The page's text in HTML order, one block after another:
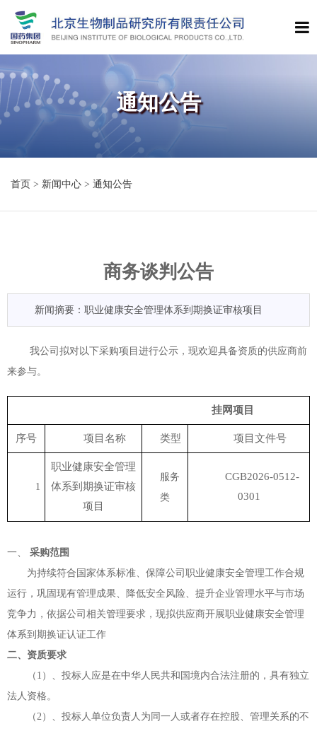
通知公告
首页 > 新闻中心 > 通知公告
商务谈判公告
新闻摘要：职业健康安全管理体系到期换证审核项目
我公司拟对以下采购项目进行公示，现欢迎具备资质的供应商前
来参与。
挂网项目
序号 项目名称 类型 项目文件号
1
职业健康安全管理
体系到期换证审核
项目
服务
类
CGB2026-0512-
0301
一、
采购范围
为持续符合国家体系标准、保障公司职业健康安全管理工作合规
运行，巩固现有管理成果、降低安全风险、提升企业管理水平与市场
竞争力，依据公司相关管理要求，现拟供应商开展职业健康安全管理
体系到期换证认证工作
二、资质要求
（ 1）、投标人应是在中华人民共和国境内合法注册的，具有独立
法人资格。
（2）、投标人单位负责人为同一人或者存在控股、管理关系的不